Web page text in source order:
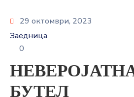
29 октомври, 2023
Заедница
0
БУТЕЛ